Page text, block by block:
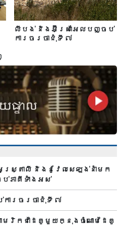
លីបង់ និងអ៊ីស្រាអែលបញ្ចប់
ការចរចាជុំទី ៧​
ស្ត្រាលី និងនូវែលសេឡង់នាំមក
ភាគីទាំងអស់
ារចរចាជុំទី ៧​
េរិកជាដៃគូមួយក្នុងចំណោមដៃគូ